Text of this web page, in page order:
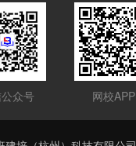
众号 网校APP